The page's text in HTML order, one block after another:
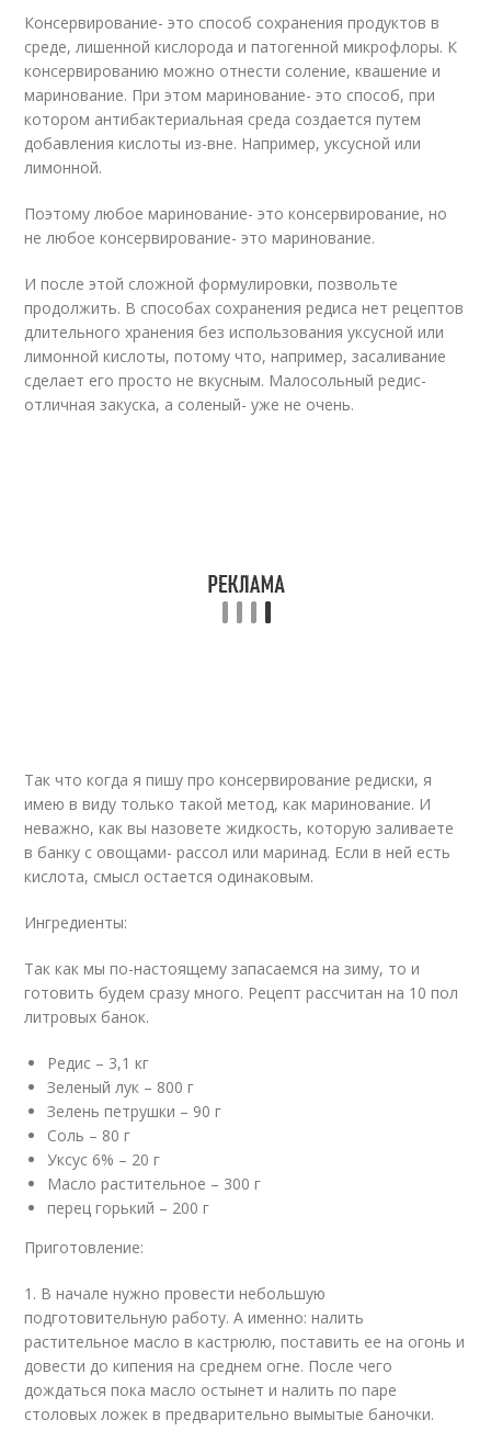
Консервирование- это способ сохранения продуктов в
среде, лишенной кислорода и патогенной микрофлоры. К
консервированию можно отнести соление, квашение и
маринование. При этом маринование- это способ, при
котором антибактериальная среда создается путем
добавления кислоты из-вне. Например, уксусной или
лимонной.
Поэтому любое маринование- это консервирование, но
не любое консервирование- это маринование.
И после этой сложной формулировки, позвольте
продолжить. В способах сохранения редиса нет рецептов
длительного хранения без использования уксусной или
лимонной кислоты, потому что, например, засаливание
сделает его просто не вкусным. Малосольный редис-
отличная закуска, а соленый- уже не очень.
Так что когда я пишу про консервирование редиски, я
имею в виду только такой метод, как маринование. И
неважно, как вы назовете жидкость, которую заливаете
в банку с овощами- рассол или маринад. Если в ней есть
кислота, смысл остается одинаковым.
Ингредиенты:
Так как мы по-настоящему запасаемся на зиму, то и
готовить будем сразу много. Рецепт рассчитан на 10 пол
литровых банок.
Редис – 3,1 кг
Зеленый лук – 800 г
Зелень петрушки – 90 г
Соль – 80 г
Уксус 6% – 20 г
Масло растительное – 300 г
перец горький – 200 г
Приготовление:
1. В начале нужно провести небольшую
подготовительную работу. А именно: налить
растительное масло в кастрюлю, поставить ее на огонь и
довести до кипения на среднем огне. После чего
дождаться пока масло остынет и налить по паре
столовых ложек в предварительно вымытые баночки.